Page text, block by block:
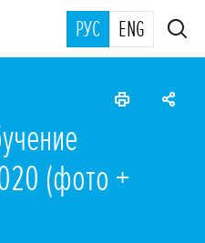
РУС ENG
(фото +